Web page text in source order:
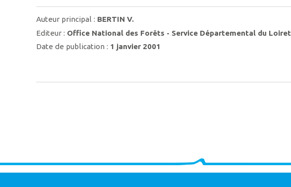
Auteur principal : BERTIN V.
Editeur : Office National des Forêts - Service Départemental du Loiret
Date de publication : 1 janvier 2001